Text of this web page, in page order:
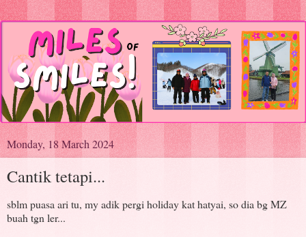
Monday, 18 March 2024
Cantik tetapi...
sblm puasa ari tu, my adik pergi holiday kat hatyai, so dia bg MZ
buah tgn ler...